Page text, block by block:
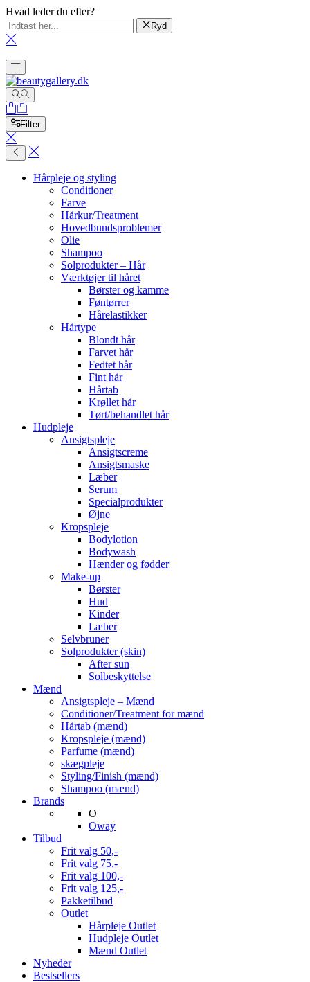
Hvad leder du efter?
Ryd
Filter
Hårpleje og styling
Conditioner
Farve
Hårkur/Treatment
Hovedbundsproblemer
Olie
Shampoo
Solprodukter – Hår
Værktøjer til håret
Børster og kamme
Føntørrer
Hårelastikker
Hårtype
Blondt hår
Farvet hår
Fedtet hår
Fint hår
Hårtab
Krøllet hår
Tørt/behandlet hår
Hudpleje
Ansigtspleje
Ansigtscreme
Ansigtsmaske
Læber
Serum
Specialprodukter
Øjne
Kropspleje
Bodylotion
Bodywash
Hænder og fødder
Make-up
Børster
Hud
Kinder
Læber
Selvbruner
Solprodukter (skin)
After sun
Solbeskyttelse
Mænd
Ansigtspleje – Mænd
Conditioner/Treatment for mænd
Hårtab (mænd)
Kropspleje (mænd)
Parfume (mænd)
skægpleje
Styling/Finish (mænd)
Shampoo (mænd)
Brands
O
Oway
Tilbud
Frit valg 50,-
Frit valg 75,-
Frit valg 100,-
Frit valg 125,-
Pakketilbud
Outlet
Hårpleje Outlet
Hudpleje Outlet
Mænd Outlet
Nyheder
Bestsellers